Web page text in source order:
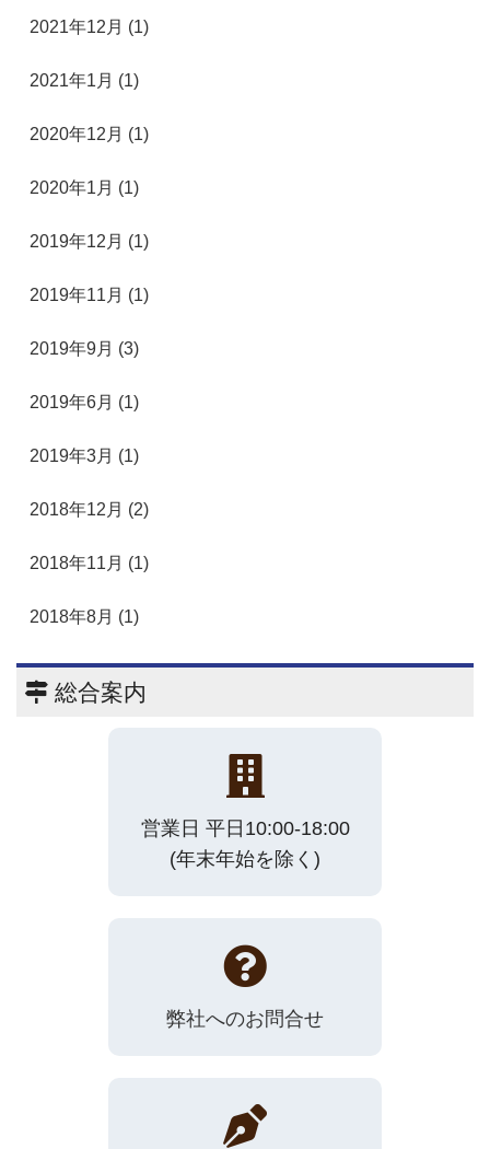
2021年12月 (1)
2021年1月 (1)
2020年12月 (1)
2020年1月 (1)
2019年12月 (1)
2019年11月 (1)
2019年9月 (3)
2019年6月 (1)
2019年3月 (1)
2018年12月 (2)
2018年11月 (1)
2018年8月 (1)
総合案内
営業日 平日10:00-18:00
(年末年始を除く)
弊社へのお問合せ